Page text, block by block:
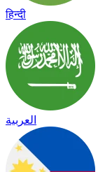
हिन्दी
العربية